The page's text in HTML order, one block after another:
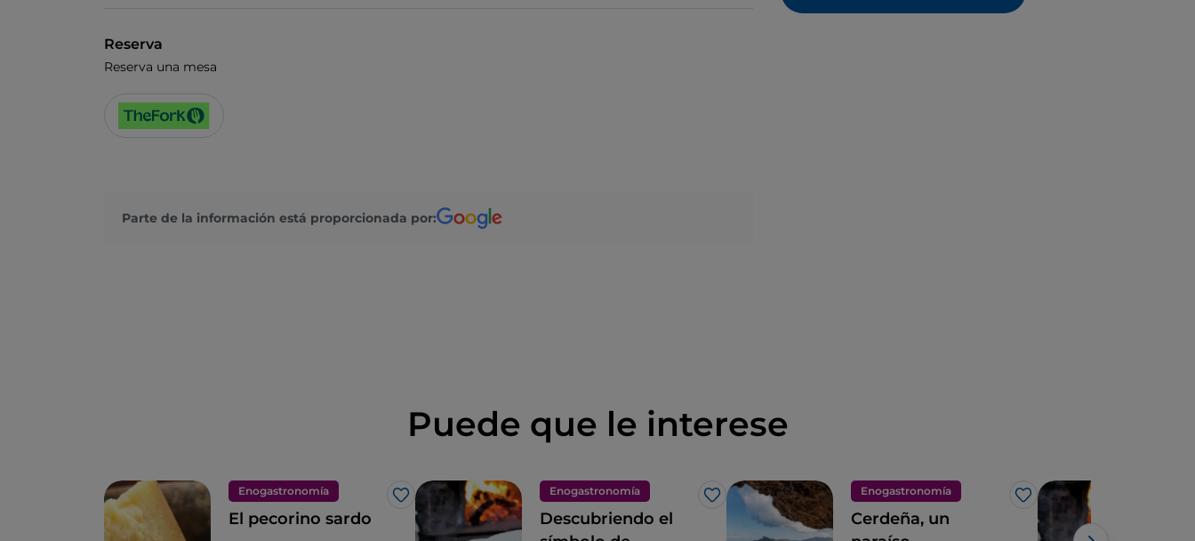
Reserva
Reserva una mesa
Parte de la información está proporcionada por:
Puede que le interese
Enogastronomía
Me gusta
El pecorino sardo
Enogastronomía
Me gusta
Descubriendo el
Enogastronomía
Me gusta
Cerdeña, un